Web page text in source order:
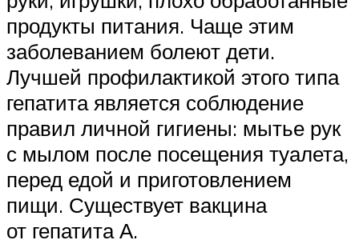
продукты питания. Чаще этим
заболеванием болеют дети.
Лучшей профилактикой этого типа
гепатита является соблюдение
правил личной гигиены: мытье рук
с мылом после посещения туалета,
перед едой и приготовлением
пищи. Существует вакцина
от гепатита А.